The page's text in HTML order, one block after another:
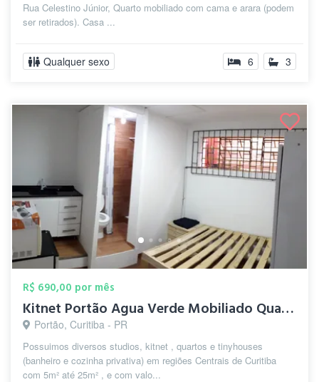
Rua Celestino Júnior, Quarto mobiliado com cama e arara (podem
ser retirados). Casa ...
Qualquer sexo 6 3
R$ 690,00 por mês
Kitnet Portão Agua Verde Mobiliado Quart...
Portão, Curitiba - PR
Possuimos diversos studios, kitnet , quartos e tinyhouses
(banheiro e cozinha privativa) em regiões Centrais de Curitiba
com 5m² até 25m² , e com valo...